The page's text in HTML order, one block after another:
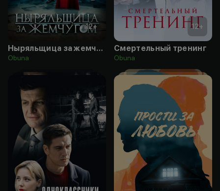
12+
Ныряльщица за жемчугом
Obuna
12+
Смертельный тренинг
Obuna